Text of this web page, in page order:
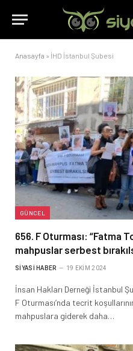
Anasayfa » İHD İstanbul Şubesi
GÜNCEL
656. F Oturması: “Fatma
mahpuslar serbest
SIYASI HABER 19 EKIM 2024
İnsan Hakları Derneği İstanbul
F Oturması’nda tecrit
mahpuslara giderek daha…